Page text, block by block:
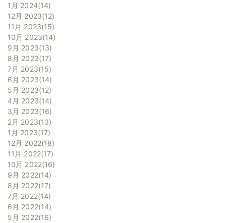
1月 2024 14
12月 2023 12
11月 2023 15
10月 2023 14
9月 2023 13
8月 2023 17
7月 2023 15
6月 2023 14
5月 2023 12
4月 2023 14
3月 2023 16
2月 2023 13
1月 2023 17
12月 2022 18
11月 2022 17
10月 2022 16
9月 2022 14
8月 2022 17
7月 2022 14
6月 2022 14
5月 2022 16